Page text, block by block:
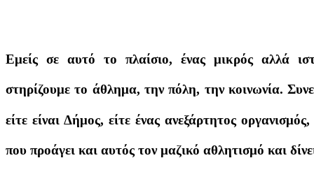
Εμείς σε αυτό το πλαίσιο, ένας μικρός αλλά
στηρίζουμε το άθλημα, την πόλη, την κοινωνία.
είτε είναι Δήμος, είτε ένας ανεξάρτητος
που προάγει και αυτός τον μαζικό αθλητισμό και